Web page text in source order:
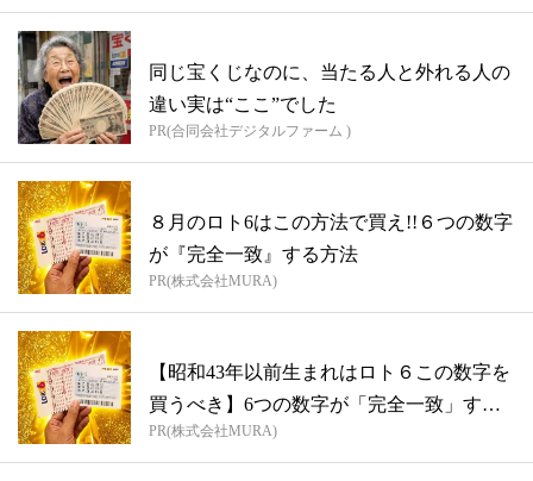
同じ宝くじなのに、当たる人と外れる人の
違い実は“ここ”でした
PR(合同会社デジタルファーム )
８月のロト6はこの方法で買え!!６つの数字
が『完全一致』する方法
PR(株式会社MURA)
【昭和43年以前生まれはロト６この数字を
買うべき】6つの数字が「完全一致」する
方...
PR(株式会社MURA)